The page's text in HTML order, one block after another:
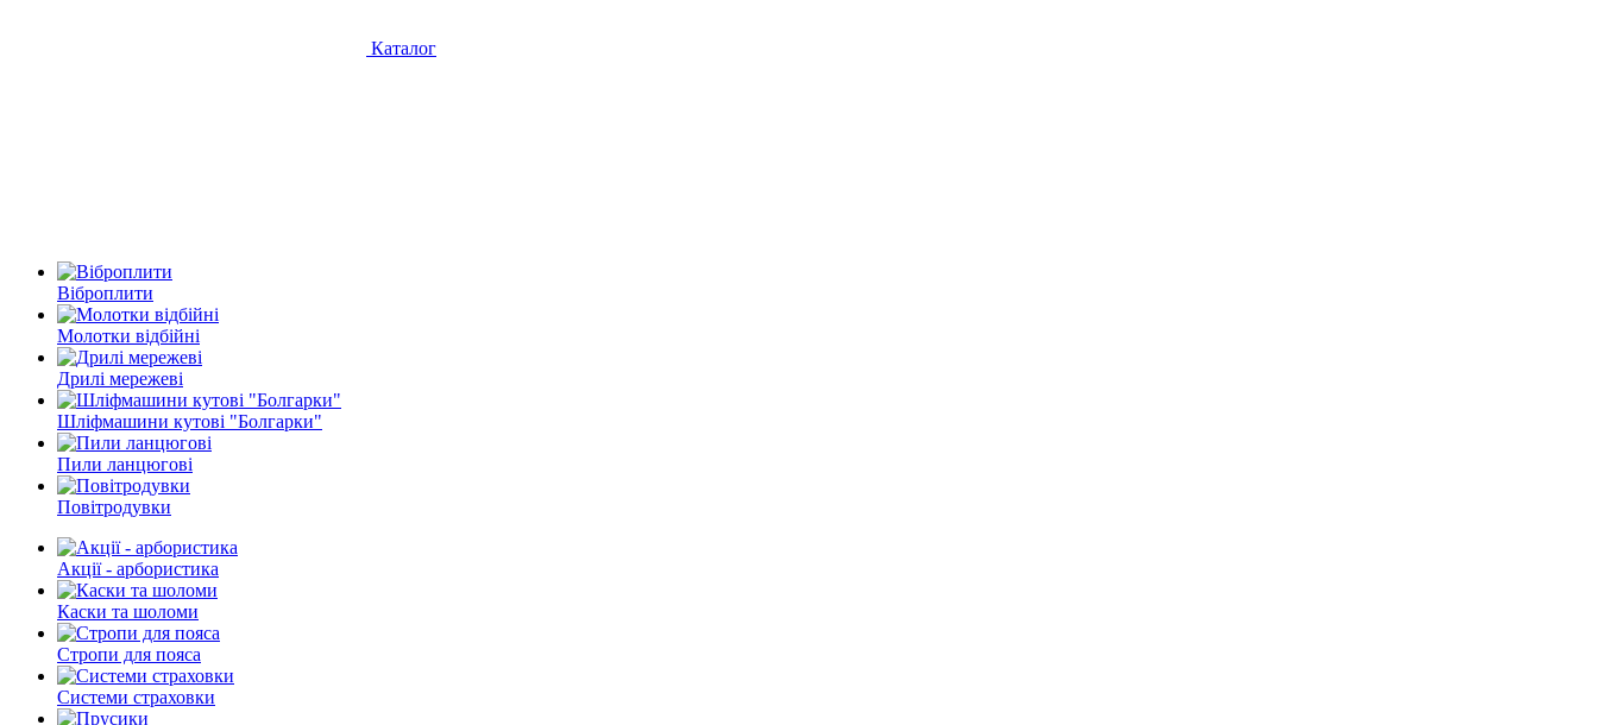
Каталог
Віброплити
Молотки відбійні
Дрилі мережеві
Шліфмашини кутові "Болгарки"
Пили ланцюгові
Повітродувки
Акції - арбористика
Каски та шоломи
Стропи для пояса
Системи страховки